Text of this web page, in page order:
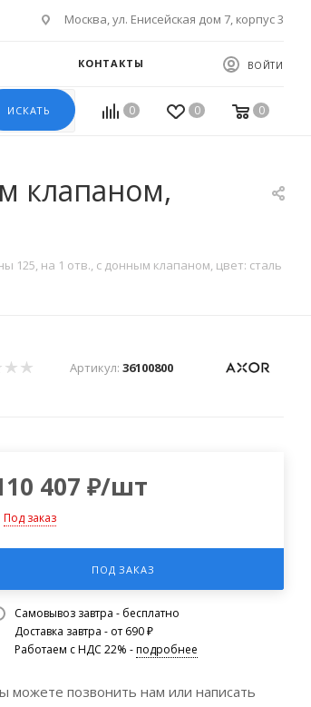
Москва, ул. Енисейская дом 7, корпус 3
КОНТАКТЫ ВОЙТИ
ИСКАТЬ 0 0 0
клапаном,
125, на 1 отв., с донным клапаном, цвет: сталь
Артикул: 36100800
407 ₽/шт
Под заказ
ПОД ЗАКАЗ
Самовывоз завтра - бесплатно
Доставка завтра - от 690 ₽
Работаем с НДС 22% -подробнее
можете позвонить нам или написать